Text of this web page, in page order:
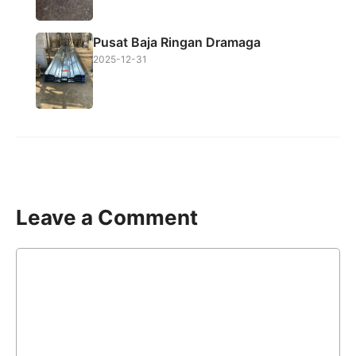
Pusat Baja Ringan Dramaga
2025-12-31
Leave a Comment
Comment